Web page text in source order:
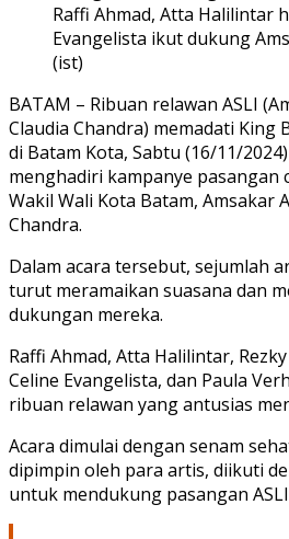
Raffi Ahmad, Atta Halilintar
Evangelista ikut dukung
(ist)
BATAM – Ribuan relawan ASLI
Claudia Chandra) memadati King
di Batam Kota, Sabtu (16/11/
menghadiri kampanye pasangan
Wakil Wali Kota Batam, Amsakar
Chandra.
Dalam acara tersebut, sejumlah
turut meramaikan suasana dan
dukungan mereka.
Raffi Ahmad, Atta Halilintar,
Celine Evangelista, dan Paula
ribuan relawan yang antusias
Acara dimulai dengan senam
dipimpin oleh para artis, diikuti
untuk mendukung pasangan